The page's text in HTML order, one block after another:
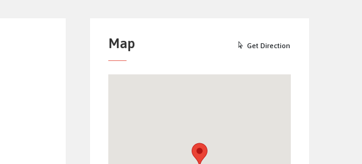
Map Get Direction